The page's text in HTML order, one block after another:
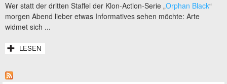
Wer statt der dritten Staffel der Klon-Action-Serie „Orphan Black“
morgen Abend lieber etwas Informatives sehen möchte: Arte
widmet sich ...
LESEN